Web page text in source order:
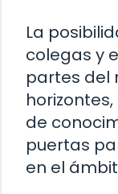
La
colegas y
partes del
de
puertas
en el